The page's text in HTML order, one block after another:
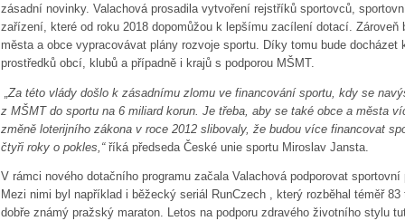
zásadní novinky. Valachová prosadila vytvoření rejstříků sportovců,
zařízení, které od roku 2018 dopomůžou k lepšímu zacílení dotací. Zároveň
města a obce vypracovávat plány rozvoje sportu. Díky tomu bude docházet
prostředků obcí, klubů a případně i krajů s podporou MŠMT.
„Za této vlády došlo k zásadnímu zlomu ve financování sportu, kdy se
z MŠMT do sportu na 6 miliard korun. Je třeba, aby se také obce a města
změně loterijního zákona v roce 2012 slibovaly, že budou více financovat
čtyři roky o pokles,“říká předseda České unie sportu Miroslav Jansta.
V rámci nového dotačního programu začala Valachová podporovat
Mezi nimi byl například i běžecký seriál RunCzech , který rozběhal téměř
dobře známý pražský maraton. Letos na podporu zdravého životního stylu